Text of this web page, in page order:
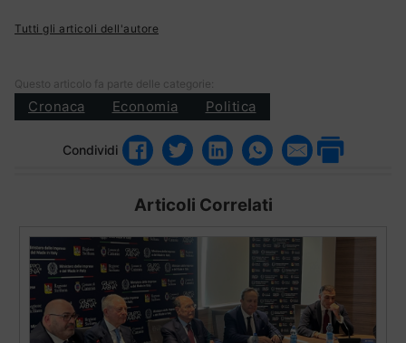
Tutti gli articoli dell'autore
Questo articolo fa parte delle categorie:
Cronaca Economia Politica
Condividi
Articoli Correlati